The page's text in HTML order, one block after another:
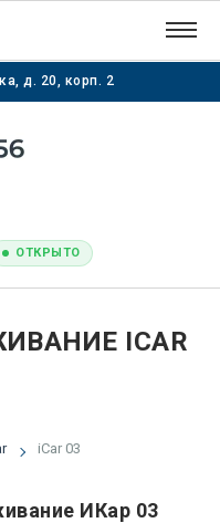
д. 20, корп. 2
ОТКРЫТО
ICAR
iCar 03
ИКар 03